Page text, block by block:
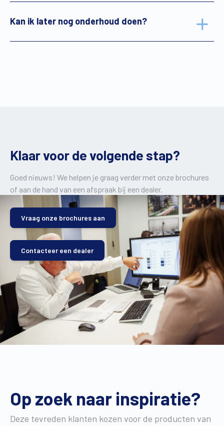
Kan ik later nog onderhoud doen?
Klaar voor de volgende stap?
Goed nieuws! We helpen je graag verder met onze brochures
of aan de hand van een afspraak bij een dealer.
Vraag onze brochures aan
Contacteer een dealer
Op zoek naar inspiratie?
Deze tevreden klanten kozen voor de producten van